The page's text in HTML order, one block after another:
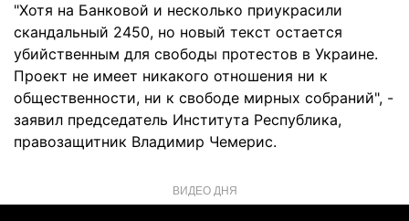
"Хотя на Банковой и несколько приукрасили
скандальный 2450, но новый текст остается
убийственным для свободы протестов в Украине.
Проект не имеет никакого отношения ни к
общественности, ни к свободе мирных собраний", -
заявил председатель Института Республика,
правозащитник Владимир Чемерис.
ВИДЕО ДНЯ